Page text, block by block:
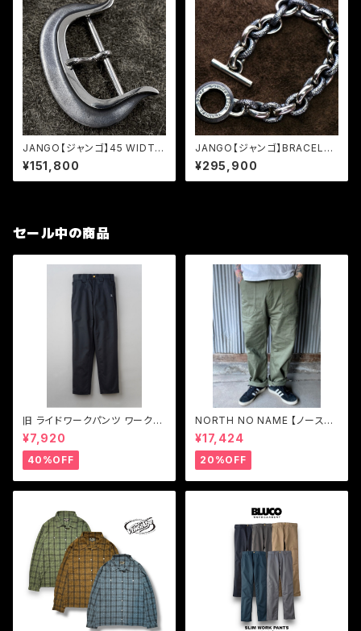
JANGO【ジャンゴ】45 WIDTH
BUCKLE (JB-01)
¥151,800
JANGO【ジャンゴ】BRACELET
(JBR-01)
¥295,900
セール中の商品
旧 ライドワークパンツ ワークパ
ンツストレッチ BLUCO【ブル
コ】RIDE WORK PANTS -str
etch- 0066
¥7,920
40%OFF
NORTH NO NAME 【ノースノ
ーネーム】ユーティリティ トラウ
ザーズパンツ
¥17,424
20%OFF